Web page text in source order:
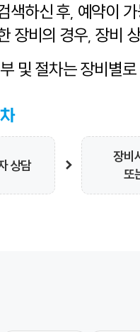
색하신 후, 예약이
장비의 경우, 장비
및 절차는 장비별
상담
장비
또